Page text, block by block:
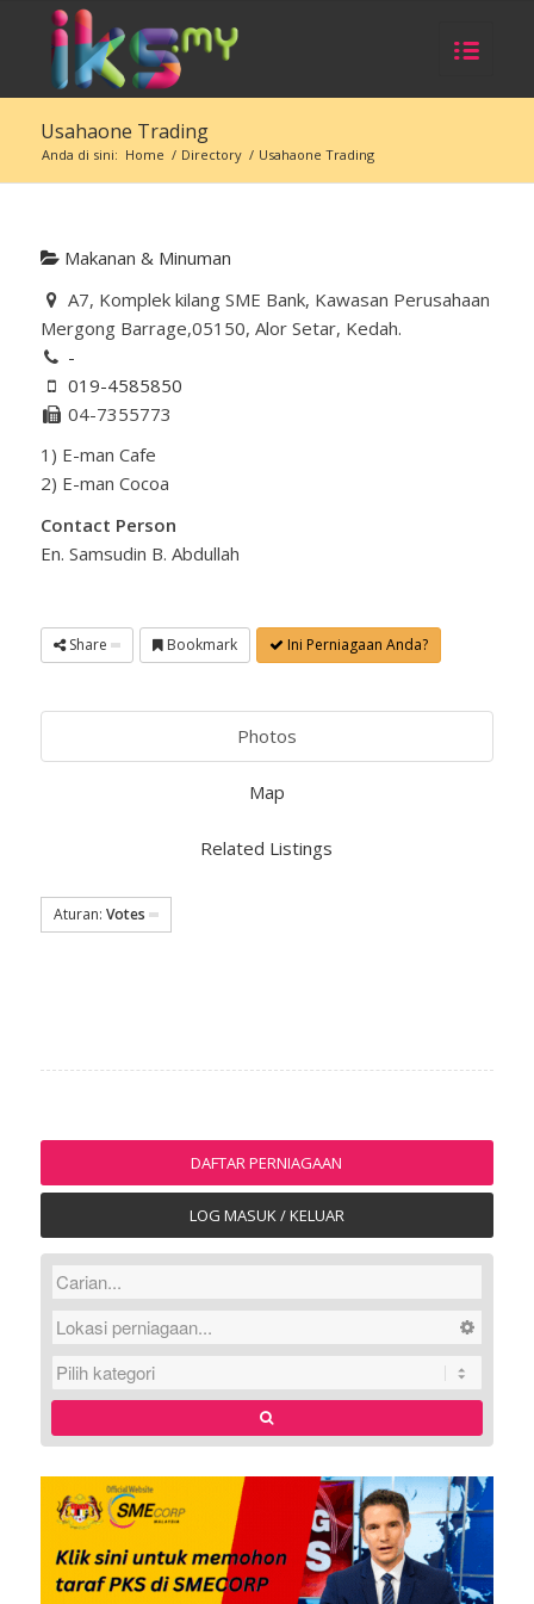
Usahaone Trading
Anda di sini: Home / Directory / Usahaone Trading
Makanan & Minuman
A7, Komplek kilang SME Bank, Kawasan Perusahaan
Mergong Barrage,05150, Alor Setar, Kedah.
-
019-4585850
04-7355773
1) E-man Cafe
2) E-man Cocoa
Contact Person
En. Samsudin B. Abdullah
Share Bookmark Ini Perniagaan Anda?
Photos
Map
Related Listings
Aturan: Votes
DAFTAR PERNIAGAAN
LOG MASUK / KELUAR